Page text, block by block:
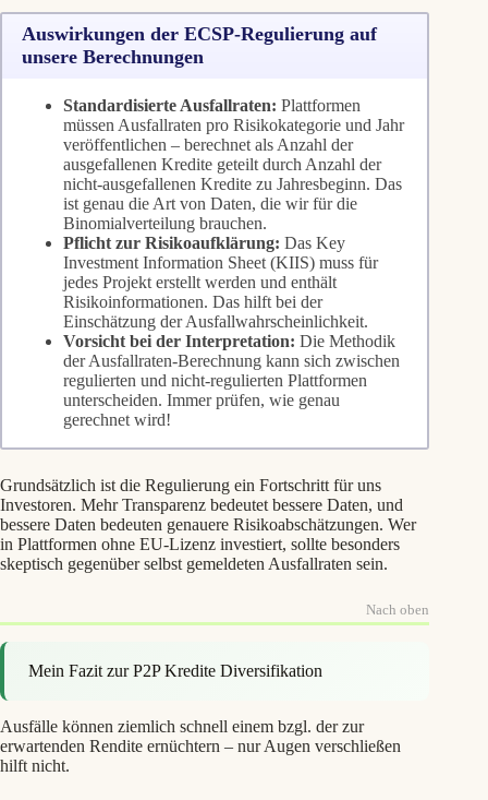
Auswirkungen der ECSP-Regulierung auf
unsere Berechnungen
Standardisierte Ausfallraten: Plattformen
müssen Ausfallraten pro Risikokategorie und Jahr
veröffentlichen – berechnet als Anzahl der
ausgefallenen Kredite geteilt durch Anzahl der
nicht-ausgefallenen Kredite zu Jahresbeginn. Das
ist genau die Art von Daten, die wir für die
Binomialverteilung brauchen.
Pflicht zur Risikoaufklärung: Das Key
Investment Information Sheet (KIIS) muss für
jedes Projekt erstellt werden und enthält
Risikoinformationen. Das hilft bei der
Einschätzung der Ausfallwahrscheinlichkeit.
Vorsicht bei der Interpretation: Die Methodik
der Ausfallraten-Berechnung kann sich zwischen
regulierten und nicht-regulierten Plattformen
unterscheiden. Immer prüfen, wie genau
gerechnet wird!
Grundsätzlich ist die Regulierung ein Fortschritt für uns
Investoren. Mehr Transparenz bedeutet bessere Daten, und
bessere Daten bedeuten genauere Risikoabschätzungen. Wer
in Plattformen ohne EU-Lizenz investiert, sollte besonders
skeptisch gegenüber selbst gemeldeten Ausfallraten sein.
Nach oben
Mein Fazit zur P2P Kredite Diversifikation
Ausfälle können ziemlich schnell einem bzgl. der zur
erwartenden Rendite ernüchtern – nur Augen verschließen
hilft nicht.